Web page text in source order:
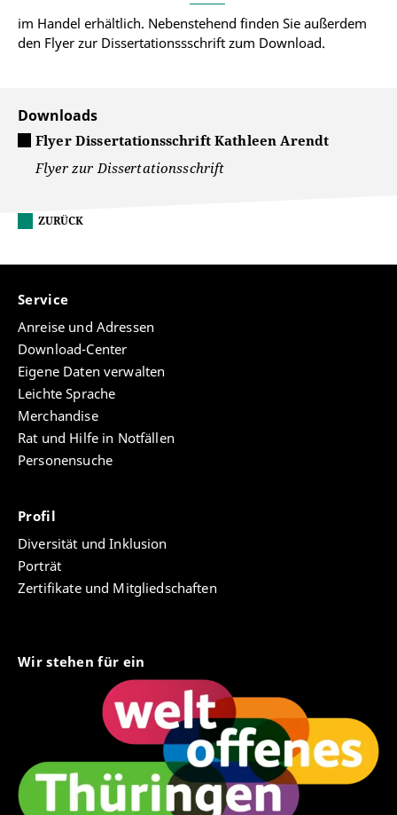
im Handel erhältlich. Nebenstehend finden Sie außerdem
den Flyer zur Dissertationssschrift zum Download.
Downloads
Flyer Dissertationsschrift Kathleen Arendt
Flyer zur Dissertationsschrift
ZURÜCK
Service
Anreise und Adressen
Download-Center
Eigene Daten verwalten
Leichte Sprache
Merchandise
Rat und Hilfe in Notfällen
Personensuche
Profil
Diversität und Inklusion
Porträt
Zertifikate und Mitgliedschaften
Wir stehen für ein